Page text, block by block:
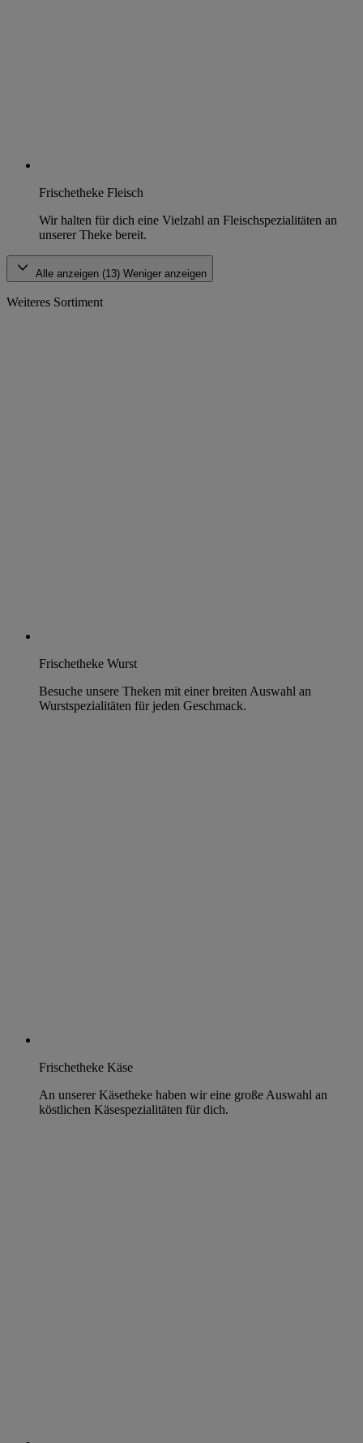
Frischetheke Fleisch
Wir halten für dich eine Vielzahl an Fleischspezialitäten an
unserer Theke bereit.
Alle anzeigen (13) Weniger anzeigen
Weiteres Sortiment
Frischetheke Wurst
Besuche unsere Theken mit einer breiten Auswahl an
Wurstspezialitäten für jeden Geschmack.
Frischetheke Käse
An unserer Käsetheke haben wir eine große Auswahl an
köstlichen Käsespezialitäten für dich.